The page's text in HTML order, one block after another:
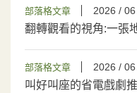
部落格文章 2026 /
翻轉觀看的視角:一張
部落格文章 2026 /
叫好叫座的省電戲劇